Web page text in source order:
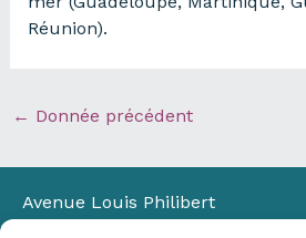
Réunion).
← Donnée précédent
Avenue Louis Philibert